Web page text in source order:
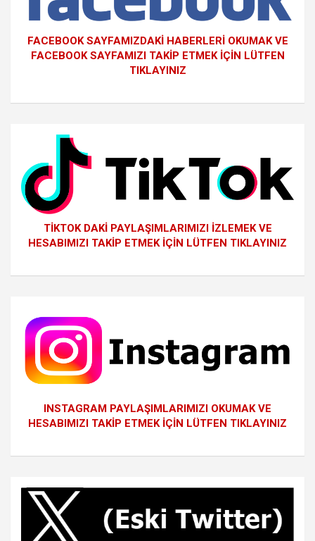
FACEBOOK SAYFAMIZDAKİ HABERLERİ OKUMAK VE
FACEBOOK SAYFAMIZI TAKİP ETMEK İÇİN LÜTFEN
TIKLAYINIZ
TİKTOK DAKİ PAYLAŞIMLARIMIZI İZLEMEK VE
HESABIMIZI TAKİP ETMEK İÇİN LÜTFEN TIKLAYINIZ
INSTAGRAM PAYLAŞIMLARIMIZI OKUMAK VE
HESABIMIZI TAKİP ETMEK İÇİN LÜTFEN TIKLAYINIZ